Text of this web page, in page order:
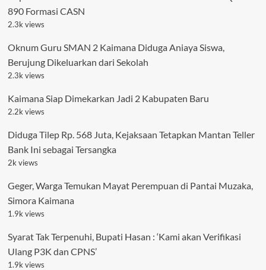
890 Formasi CASN
2.3k views
Oknum Guru SMAN 2 Kaimana Diduga Aniaya Siswa,
Berujung Dikeluarkan dari Sekolah
2.3k views
Kaimana Siap Dimekarkan Jadi 2 Kabupaten Baru
2.2k views
Diduga Tilep Rp. 568 Juta, Kejaksaan Tetapkan Mantan Teller
Bank Ini sebagai Tersangka
2k views
Geger, Warga Temukan Mayat Perempuan di Pantai Muzaka,
Simora Kaimana
1.9k views
Syarat Tak Terpenuhi, Bupati Hasan : ‘Kami akan Verifikasi
Ulang P3K dan CPNS’
1.9k views